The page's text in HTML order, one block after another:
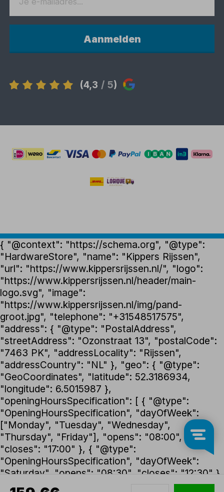
Aanmelden
(4,3 / 5)
{ "@context": "https://schema.org", "@type":
"HardwareStore", "name": "Kippers Rijssen",
"url": "https://www.kippersrijssen.nl/", "logo":
"https://www.kippersrijssen.nl/header/main-
logo.svg", "image":
"https://www.kippersrijssen.nl/img/pand-
groot.jpg", "telephone": "+31548517575",
"address": { "@type": "PostalAddress",
"streetAddress": "Ozonstraat 13", "postalCode":
"7463 PK", "addressLocality": "Rijssen",
"addressCountry": "NL" }, "geo": { "@type":
"GeoCoordinates", "latitude": 52.3186934,
"longitude": 6.5015987 },
"openingHoursSpecification": [ { "@type":
"OpeningHoursSpecification", "dayOfWeek":
["Monday", "Tuesday", "Wednesday",
"Thursday", "Friday"], "opens": "08:00",
"closes": "17:00" }, { "@type":
"OpeningHoursSpecification", "dayOfWeek":
"Saturday", "opens": "08:30", "closes": "12:30" }
], "foundingDate": "1992", "founder": { "@type":